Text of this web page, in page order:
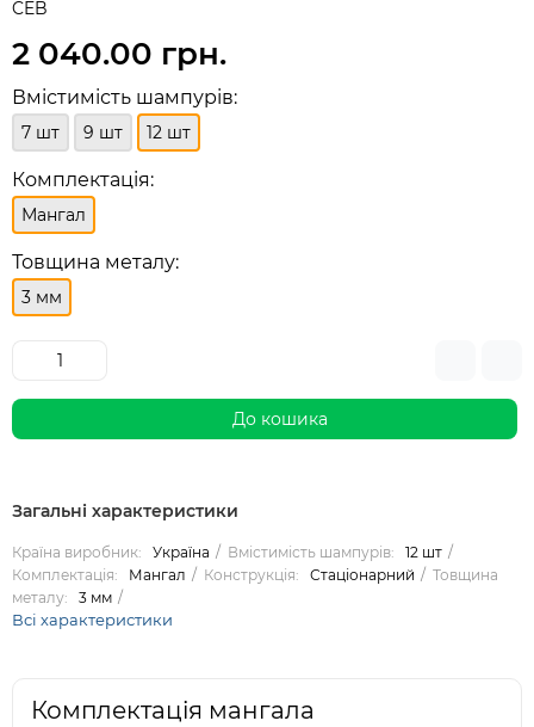
CEB
2 040.00 грн.
Вмістимість шампурів:
7 шт 9 шт 12 шт
Комплектація:
Мангал
Товщина металу:
3 мм
До кошика
Загальні характеристики
Країна виробник: Україна Вмістимість шампурів:
12 шт
Комплектація:
Мангал Конструкція: Стаціонарний
Товщина
металу:
3 мм
Всі характеристики
Комплектація мангала